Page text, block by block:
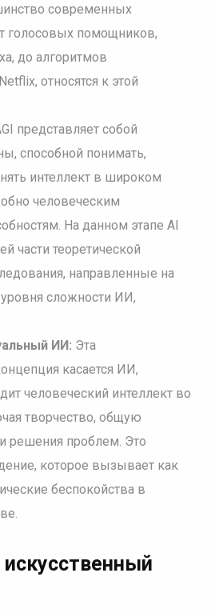
современных
голосовых помощников,
до алгоритмов
относятся к этой
представляет собой
способной понимать,
интеллект в широком
человеческим
На данном этапе AI
части теоретической
направленные на
сложности ИИ,
ИИ: Эта
касается ИИ,
человеческий интеллект во
творчество, общую
решения проблем. Это
которое вызывает как
беспокойства в
искусственный